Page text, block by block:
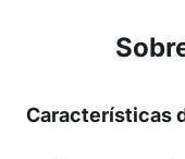
Características